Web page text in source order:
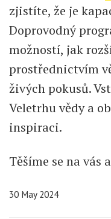
zjistíte, že je
Doprovodný
možností, jak
prostřednictvím
živých pokusů.
Veletrhu vědy a
inspiraci.
Těšíme se na vás
30 May 2024